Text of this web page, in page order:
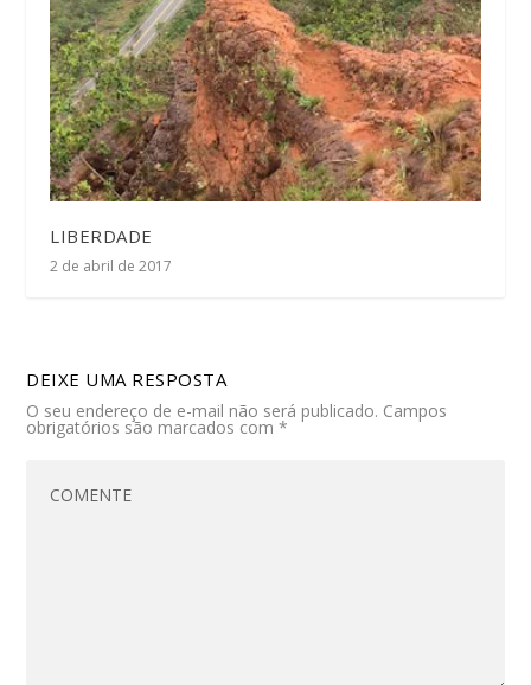
LIBERDADE
2 de abril de 2017
DEIXE UMA RESPOSTA
O seu endereço de e-mail não será publicado. Campos
obrigatórios são marcados com*